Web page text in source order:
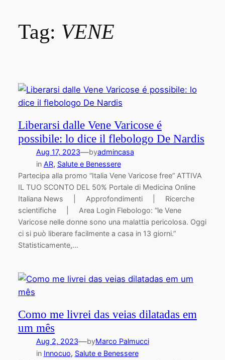
Tag: VENE
Liberarsi dalle Vene Varicose é
possibile: lo dice il flebologo De Nardis
Aug 17, 2023—byadmincasa
in AR, Salute e Benessere
Partecipa alla promo “Italia Vene Varicose free” ATTIVA
IL TUO SCONTO DEL 50% Portale di Medicina Online
Italiana News | Approfondimenti | Ricerche
scientifiche | Area Login Flebologo: “le Vene
Varicose nelle donne sono una malattia pericolosa. Oggi
ci si può liberare facilmente a casa in 13 giorni.”
Statisticamente,…
Como me livrei das veias dilatadas em
um mês
Aug 2, 2023—byMarco Palmucci
in Innocuo, Salute e Benessere